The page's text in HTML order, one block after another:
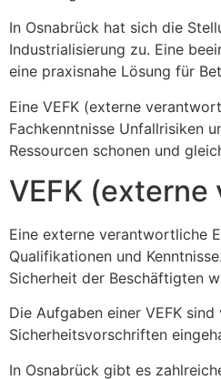
In Osnabrück hat sich die
Industrialisierung zu. Eine
eine praxisnahe Lösung für
Eine VEFK (externe
Fachkenntnisse Unfallrisiken
Ressourcen schonen und
VEFK
Eine externe verantwortliche
Qualifikationen und
Sicherheit der Beschäftigten
Die Aufgaben einer VEFK
Sicherheitsvorschriften
In Osnabrück gibt es